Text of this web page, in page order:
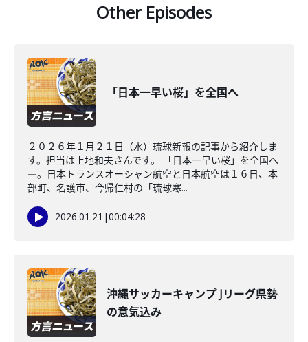
Other Episodes
「日本一早い桜」を全国へ
２０２６年１月２１日（水）琉球新報の記事から紹介しま
す。担当は上地和夫さんです。 「日本一早い桜」を全国へ
―。日本トランスオーシャン航空と日本航空は１６日、本
部町、名護市、今帰仁村の「琉球寒...
2026.01.21 |00:04:28
沖縄サッカーキャンプ Jリーグ県勢
の意気込み